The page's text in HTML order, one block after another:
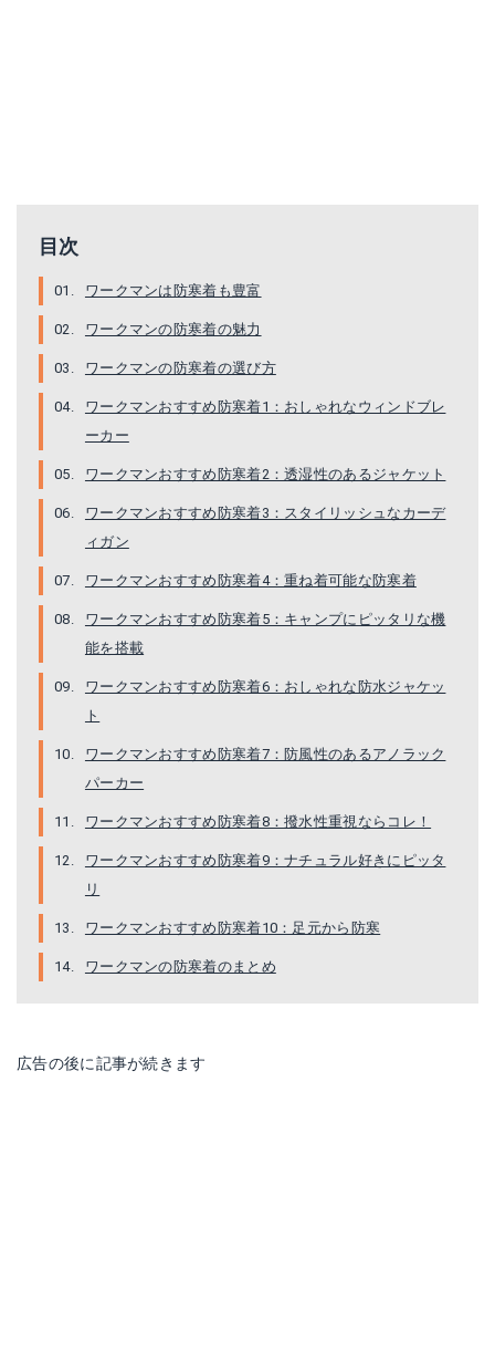
目次
ワークマンは防寒着も豊富
ワークマンの防寒着の魅力
ワークマンの防寒着の選び方
ワークマンおすすめ防寒着1：おしゃれなウィンドブレ
ーカー
ワークマンおすすめ防寒着2：透湿性のあるジャケット
ワークマンおすすめ防寒着3：スタイリッシュなカーデ
ィガン
ワークマンおすすめ防寒着4：重ね着可能な防寒着
ワークマンおすすめ防寒着5：キャンプにピッタリな機
能を搭載
ワークマンおすすめ防寒着6：おしゃれな防水ジャケッ
ト
ワークマンおすすめ防寒着7：防風性のあるアノラック
パーカー
ワークマンおすすめ防寒着8：撥水性重視ならコレ！
ワークマンおすすめ防寒着9：ナチュラル好きにピッタ
リ
ワークマンおすすめ防寒着10：足元から防寒
ワークマンの防寒着のまとめ
広告の後に記事が続きます
ワークマン コットンキャンパー
Amazonで詳細を見る
商品サイト
ブリザテックレインジャケット
商品サイト
スウェットシェル アノラック